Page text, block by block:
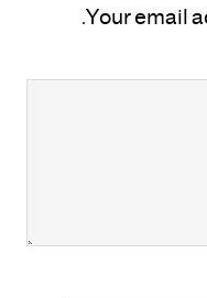
Your email